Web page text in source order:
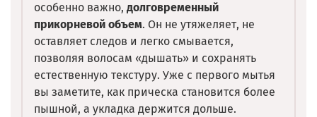
особенно важно, долговременный
прикорневой объем. Он не утяжеляет, не
оставляет следов и легко смывается,
позволяя волосам «дышать» и сохранять
естественную текстуру. Уже с первого мытья
вы заметите, как прическа становится более
пышной, а укладка держится дольше.